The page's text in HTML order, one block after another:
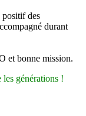
des
durant
et bonne mission.
générations !